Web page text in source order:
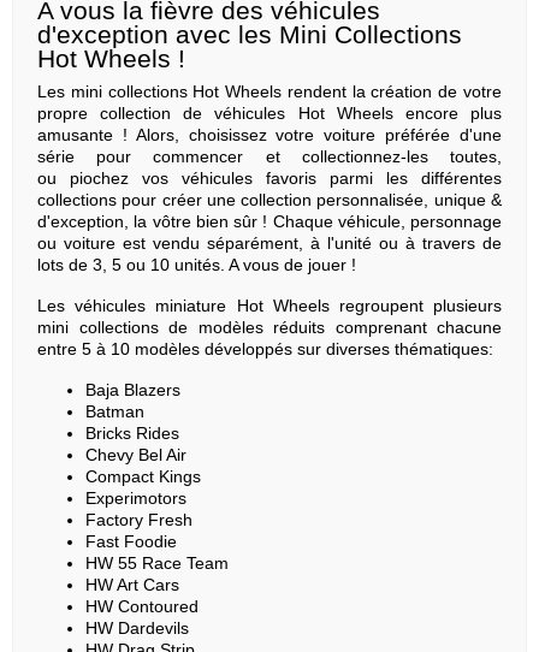
A vous la fièvre des véhicules
d'exception avec les Mini Collections
Hot Wheels !
Les mini collections Hot Wheels rendent la création de votre
propre collection de véhicules Hot Wheels encore plus
amusante ! Alors, choisissez votre voiture préférée d'une
série pour commencer et collectionnez-les toutes,
ou piochez vos véhicules favoris parmi les différentes
collections pour créer une collection personnalisée, unique &
d'exception, la vôtre bien sûr ! Chaque véhicule, personnage
ou voiture est vendu séparément, à l'unité ou à travers de
lots de 3, 5 ou 10 unités. A vous de jouer !
Les véhicules miniature Hot Wheels regroupent plusieurs
mini collections de modèles réduits comprenant chacune
entre 5 à 10 modèles développés sur diverses thématiques:
Baja Blazers
Batman
Bricks Rides
Chevy Bel Air
Compact Kings
Experimotors
Factory Fresh
Fast Foodie
HW 55 Race Team
HW Art Cars
HW Contoured
HW Dardevils